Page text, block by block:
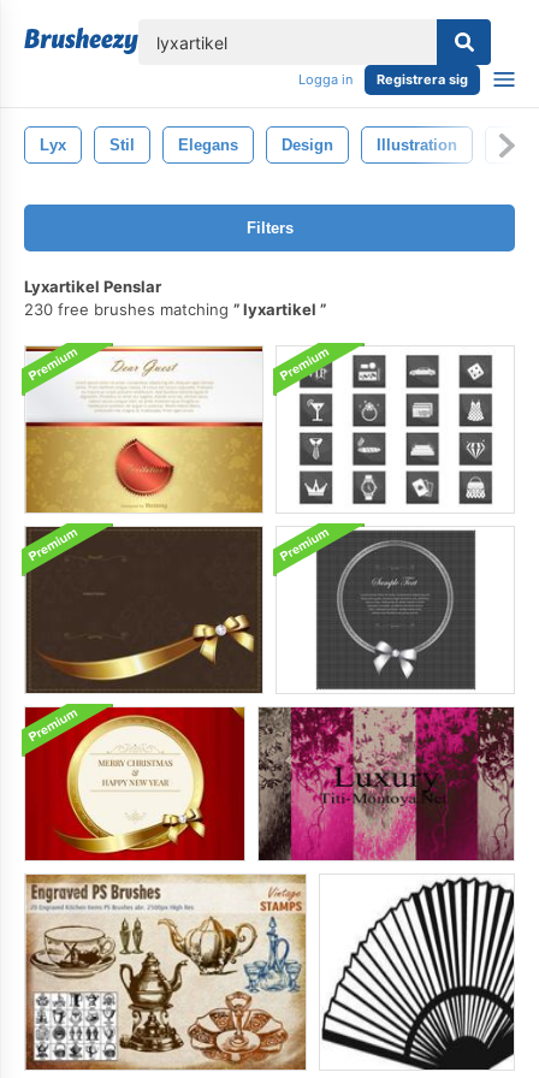
Logga in Registrera sig
Lyx Stil Elegans Design Illustration
Filters
Lyxartikel Penslar
230 free brushes matching
lyxartikel